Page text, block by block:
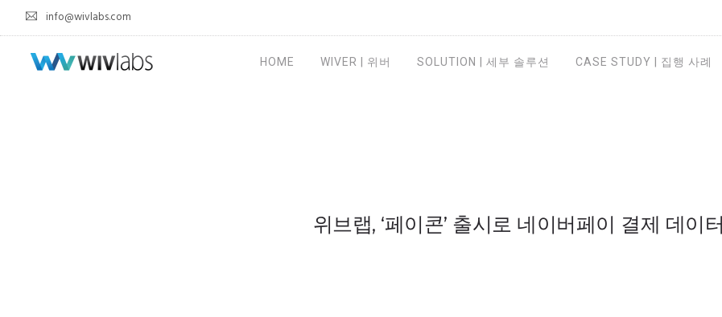
info@wivlabs.com
HOME WIVER | 위버 SOLUTION | 세부 솔루션 CASE STUDY | 집행 사례
위브랩, ‘페이콘’ 출시로 네이버페이 결제 데이